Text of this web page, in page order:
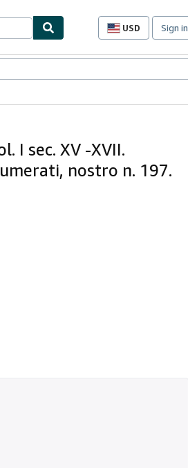
USD
Site
preferences
Sign in
I sec. XV -XVII.
nostro n. 197.